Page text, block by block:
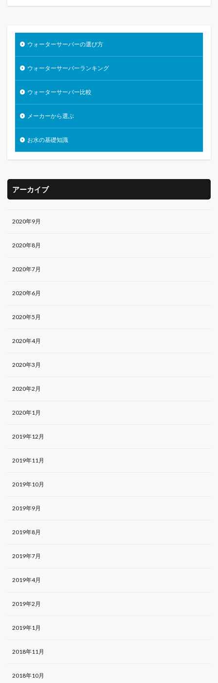
ウォーターサーバーの選び方
ウォーターサーバーランキング
ウォーターサーバー比較
メーカーから選ぶ
お水の基礎知識
アーカイブ
2020年9月
2020年8月
2020年7月
2020年6月
2020年5月
2020年4月
2020年3月
2020年2月
2020年1月
2019年12月
2019年11月
2019年10月
2019年9月
2019年8月
2019年7月
2019年4月
2019年2月
2019年1月
2018年11月
2018年10月